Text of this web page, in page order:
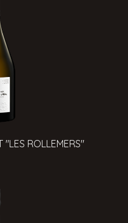
"LES ROLLEMERS"